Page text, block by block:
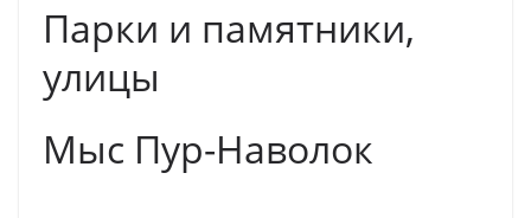
Парки и памятники,
улицы
Мыс Пур-Наволок